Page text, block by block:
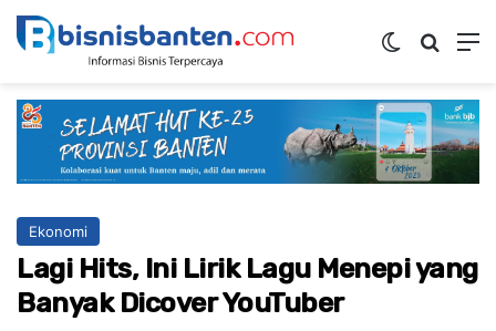
Switch skin
Ekonomi
Lagi Hits, Ini Lirik Lagu Menepi yang
Banyak Dicover YouTuber